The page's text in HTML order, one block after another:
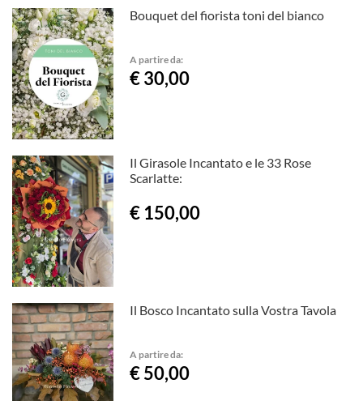
Bouquet del fiorista toni del bianco
A partire da:
€ 30,00
Il Girasole Incantato e le 33 Rose
Scarlatte:
€ 150,00
Il Bosco Incantato sulla Vostra Tavola
A partire da:
€ 50,00